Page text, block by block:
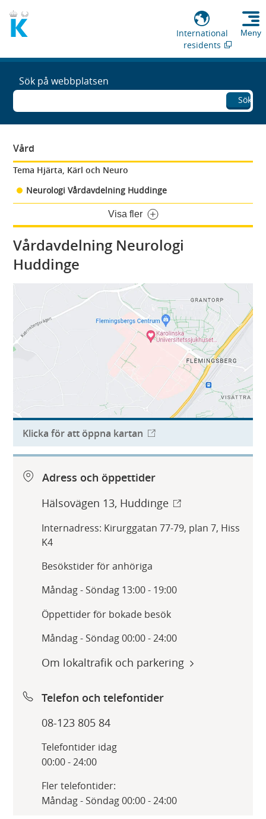
International
residents
Meny
Sök på webbplatsen
Sök
Vård
Tema Hjärta, Kärl och Neuro
Neurologi Vårdavdelning Huddinge
Visa fler
Vårdavdelning Neurologi
Huddinge
Klicka för att öppna kartan
Adress och öppettider
Hälsovägen 13, Huddinge
Internadress: Kirurggatan 77-79, plan 7, Hiss
K4
Besökstider för anhöriga
Måndag - Söndag 13:00 - 19:00
Öppettider för bokade besök
Måndag - Söndag 00:00 - 24:00
Om lokaltrafik och parkering
Telefon och telefontider
08-123 805 84
Telefontider idag
00:00 - 24:00
Fler telefontider:
Måndag - Söndag 00:00 - 24:00